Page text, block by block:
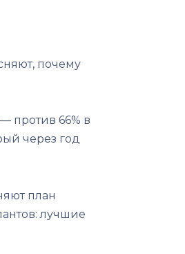
почему
против 66% в
через год
план
лучшие